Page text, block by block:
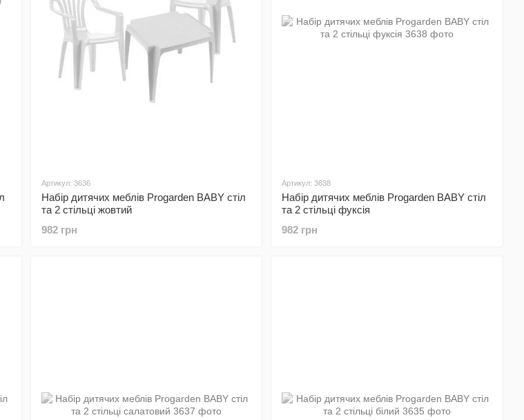
Артикул: 3636
Набір дитячих меблів Progarden BABY стіл
та 2 стільці жовтий
982 грн
Артикул: 3638
Набір дитячих меблів Progarden BABY стіл
та 2 стільці фуксія
982 грн